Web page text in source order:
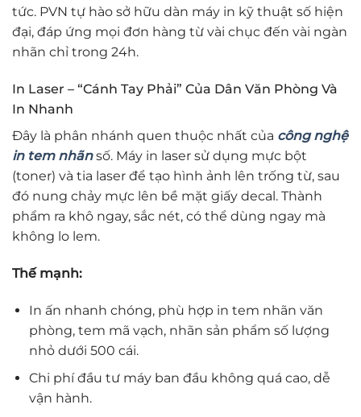
tức. PVN tự hào sở hữu dàn máy in kỹ thuật số hiện
đại, đáp ứng mọi đơn hàng từ vài chục đến vài ngàn
nhãn chỉ trong 24h.
In Laser – “Cánh Tay Phải” Của Dân Văn Phòng Và
In Nhanh
Đây là phân nhánh quen thuộc nhất của công nghệ
in tem nhãnsố. Máy in laser sử dụng mực bột
(toner) và tia laser để tạo hình ảnh lên trống từ, sau
đó nung chảy mực lên bề mặt giấy decal. Thành
phẩm ra khô ngay, sắc nét, có thể dùng ngay mà
không lo lem.
Thế mạnh:
In ấn nhanh chóng, phù hợp in tem nhãn văn
phòng, tem mã vạch, nhãn sản phẩm số lượng
nhỏ dưới 500 cái.
Chi phí đầu tư máy ban đầu không quá cao, dễ
vận hành.